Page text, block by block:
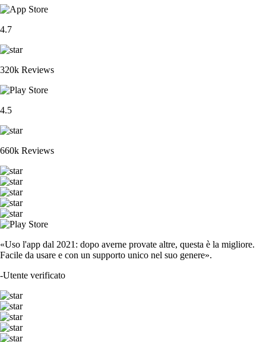
4.7
320k Reviews
4.5
660k Reviews
«Uso l'app dal 2021: dopo averne provate altre, questa è la migliore.
Facile da usare e con un supporto unico nel suo genere».
-Utente verificato